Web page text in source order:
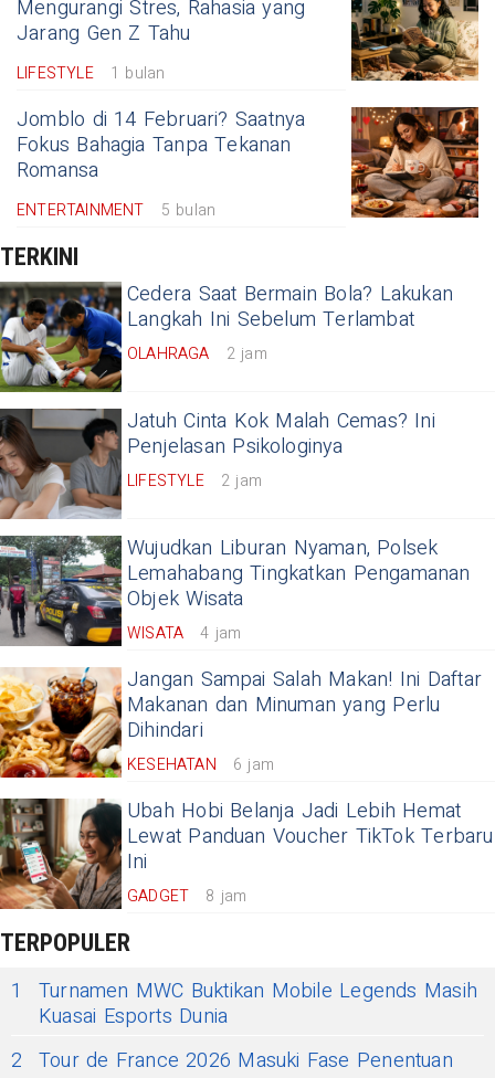
Mengurangi Stres, Rahasia yang
Jarang Gen Z Tahu
LIFESTYLE 1 bulan
Jomblo di 14 Februari? Saatnya
Fokus Bahagia Tanpa Tekanan
Romansa
ENTERTAINMENT 5 bulan
TERKINI
Cedera Saat Bermain Bola? Lakukan
Langkah Ini Sebelum Terlambat
OLAHRAGA 2 jam
Jatuh Cinta Kok Malah Cemas? Ini
Penjelasan Psikologinya
LIFESTYLE 2 jam
Wujudkan Liburan Nyaman, Polsek
Lemahabang Tingkatkan Pengamanan
Objek Wisata
WISATA 4 jam
Jangan Sampai Salah Makan! Ini Daftar
Makanan dan Minuman yang Perlu
Dihindari
KESEHATAN 6 jam
Ubah Hobi Belanja Jadi Lebih Hemat
Lewat Panduan Voucher TikTok Terbaru
Ini
GADGET 8 jam
TERPOPULER
1
Turnamen MWC Buktikan Mobile Legends Masih
Kuasai Esports Dunia
2 Tour de France 2026 Masuki Fase Penentuan